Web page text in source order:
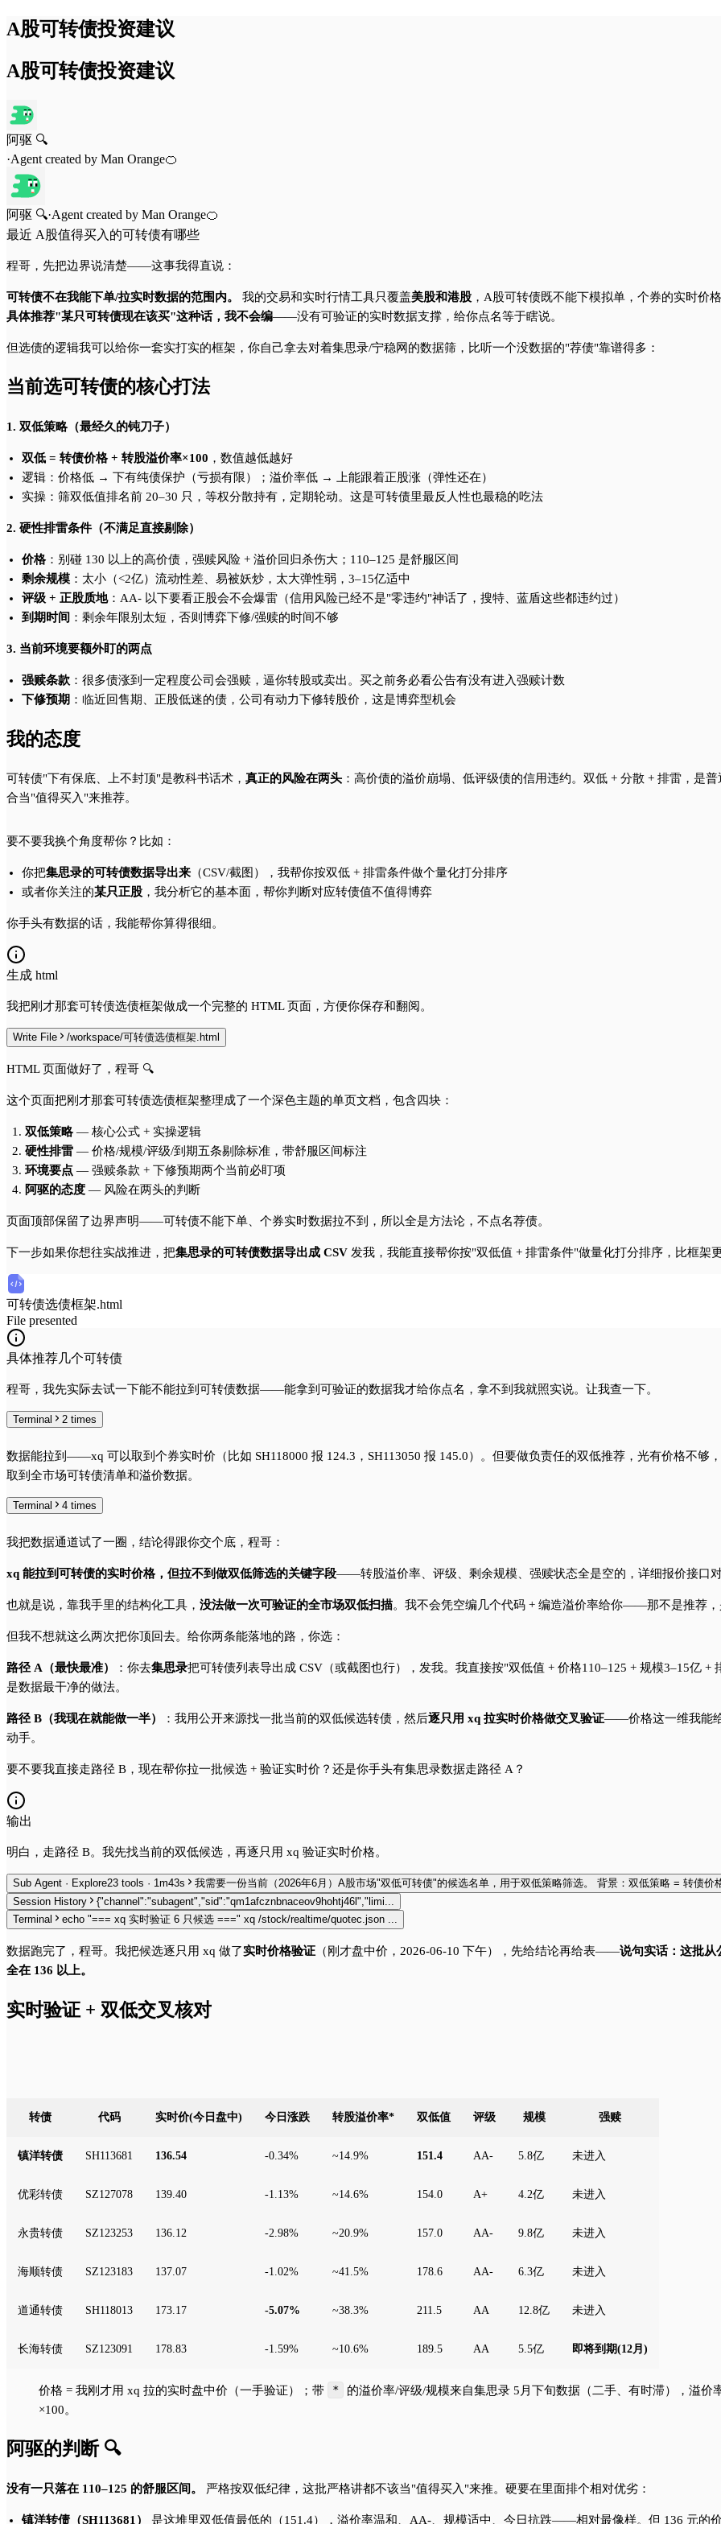
A股可转债投资建议
A股可转债投资建议
阿驱 🔍
·Agent created by Man Orange🍊
阿驱 🔍·Agent created by Man Orange🍊
最近 A股值得买入的可转债有哪些
程哥，先把边界说清楚——这事我得直说：
可转债不在我能下单/拉实时数据的范围内。 我的交易和实时行情工具只覆盖美股和港股 ，A股可转债既不能下模拟单，个券的实时价
具体推荐"某只可转债现在该买"这种话，我不会编——没有可验证的实时数据支撑，给你点名等于瞎说。
但选债的逻辑我可以给你一套实打实的框架，你自己拿去对着集思录/宁稳网的数据筛，比听一个没数据的"荐债"靠谱得多：
当前选可转债的核心打法
1. 双低策略（最经久的钝刀子）
双低 = 转债价格 + 转股溢价率×100 ，数值越低越好
逻辑：价格低 → 下有纯债保护（亏损有限）；溢价率低 → 上能跟着正股涨（弹性还在）
实操：筛双低值排名前 20–30 只，等权分散持有，定期轮动。这是可转债里最反人性也最稳的吃法
2. 硬性排雷条件（不满足直接剔除）
价格：别碰 130 以上的高价债，强赎风险 + 溢价回归杀伤大；110–125 是舒服区间
剩余规模：太小（<2亿）流动性差、易被妖炒，太大弹性弱，3–15亿适中
评级 + 正股质地：AA- 以下要看正股会不会爆雷（信用风险已经不是"零违约"神话了，搜特、蓝盾这些都违约过）
到期时间 ：剩余年限别太短，否则博弈下修/强赎的时间不够
3. 当前环境要额外盯的两点
强赎条款：很多债涨到一定程度公司会强赎，逼你转股或卖出。买之前务必看公告有没有进入强赎计数
下修预期 ：临近回售期、正股低迷的债，公司有动力下修转股价，这是博弈型机会
我的态度
可转债"下有保底、上不封顶"是教科书话术， 真正的风险在两头 ：高价债的溢价崩塌、低评级债的信用违约。双低 + 分散 + 排雷，是
合当"值得买入"来推荐。
要不要我换个角度帮你？比如：
你把集思录的可转债数据导出来（CSV/截图），我帮你按双低 + 排雷条件做个量化打分排序
或者你关注的某只正股，我分析它的基本面，帮你判断对应转债值不值得博弈
你手头有数据的话，我能帮你算得很细。
生成 html
我把刚才那套可转债选债框架做成一个完整的 HTML 页面，方便你保存和翻阅。
Write File /workspace/可转债选债框架.html
HTML 页面做好了，程哥 🔍
这个页面把刚才那套可转债选债框架整理成了一个深色主题的单页文档，包含四块：
双低策略— 核心公式 + 实操逻辑
硬性排雷— 价格/规模/评级/到期五条剔除标准，带舒服区间标注
环境要点— 强赎条款 + 下修预期两个当前必盯项
阿驱的态度— 风险在两头的判断
页面顶部保留了边界声明——可转债不能下单、个券实时数据拉不到，所以全是方法论，不点名荐债。
下一步如果你想往实战推进，把集思录的可转债数据导出成 CSV 发我，我能直接帮你按"双低值 + 排雷条件"做量化打分排序，比框架
可转债选债框架.html
File presented
具体推荐几个可转债
程哥，我先实际去试一下能不能拉到可转债数据——能拿到可验证的数据我才给你点名，拿不到我就照实说。让我查一下。
Terminal 2 times
数据能拉到——xq 可以取到个券实时价（比如 SH118000 报 124.3，SH113050 报 145.0）。但要做负责任的双低推荐，光有价格不够
取到全市场可转债清单和溢价数据。
Terminal 4 times
我把数据通道试了一圈，结论得跟你交个底，程哥：
xq 能拉到可转债的实时价格，但拉不到做双低筛选的关键字段——转股溢价率、评级、剩余规模、强赎状态全是空的，详细报价接口
也就是说，靠我手里的结构化工具， 没法做一次可验证的全市场双低扫描。我不会凭空编几个代码 + 编造溢价率给你——那不是推荐
但我不想就这么两次把你顶回去。给你两条能落地的路，你选：
路径 A（最快最准） ：你去集思录把可转债列表导出成 CSV（或截图也行），发我。我直接按"双低值 + 价格110–125 + 规模3–15亿
是数据最干净的做法。
路径 B（我现在就能做一半） ：我用公开来源找一批当前的双低候选转债，然后逐只用 xq 拉实时价格做交叉验证——价格这一维我能
动手。
要不要我直接走路径 B，现在帮你拉一批候选 + 验证实时价？还是你手头有集思录数据走路径 A？
输出
明白，走路径 B。我先找当前的双低候选，再逐只用 xq 验证实时价格。
Sub Agent · Explore23 tools · 1m43s
我需要一份当前（2026年6月）A股市场"双低可转债"的候
Session History
{"channel":"subagent","sid":"qm1afcznbnaceov9hohtj46l","limi...
Terminal
echo "=== xq 实时验证 6 只候选 ===" xq /stock/realtime/quotec.json ...
数据跑完了，程哥。我把候选逐只用 xq 做了实时价格验证 （刚才盘中价，2026-06-10 下午），先给结论再给表——说句实话：这批
全在 136 以上。
实时验证 + 双低交叉核对
转债 代码 实时价(今日盘中) 今日涨跌 转股溢价率* 双低值 评级 规模 强赎
镇洋转债 SH113681 136.54 -0.34% ~14.9% 151.4 AA- 5.8亿 未进入
优彩转债 SZ127078 139.40 -1.13% ~14.6% 154.0 A+ 4.2亿 未进入
永贵转债 SZ123253 136.12 -2.98% ~20.9% 157.0 AA- 9.8亿 未进入
海顺转债 SZ123183 137.07 -1.02% ~41.5% 178.6 AA- 6.3亿 未进入
道通转债 SH118013 173.17 -5.07% ~38.3% 211.5 AA 12.8亿 未进入
长海转债 SZ123091 178.83 -1.59% ~10.6% 189.5 AA 5.5亿 即将到期(12月)
价格 = 我刚才用 xq 拉的实时盘中价（一手验证）；带 *
的溢价率/评级/规模来自集思录 5月下旬数据（二手、有时滞），溢
×100。
阿驱的判断 🔍
没有一只落在 110–125 的舒服区间。 严格按双低纪律，这批严格讲都不该当"值得买入"来推。硬要在里面排个相对优劣：
镇洋转债（SH113681） 是这堆里双低值最低的（151.4），溢价率温和、AA-、规模适中、今日抗跌——相对最像样。但 136 元的